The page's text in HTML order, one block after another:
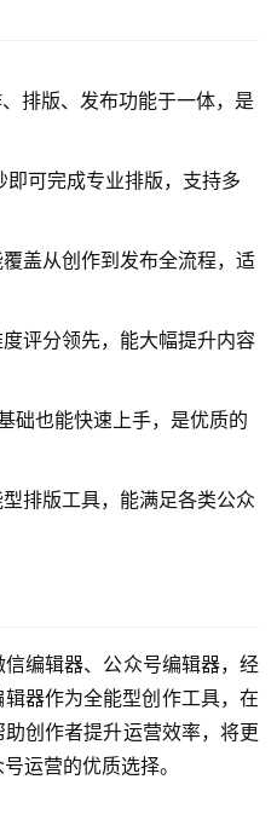
排版、发布功能于一体，是
可完成专业排版，支持多
盖从创作到发布全流程，适
评分领先，能大幅提升内容
础也能快速上手，是优质的
排版工具，能满足各类公众
编辑器、公众号编辑器，经
器作为全能型创作工具，在
创作者提升运营效率，将更
运营的优质选择。